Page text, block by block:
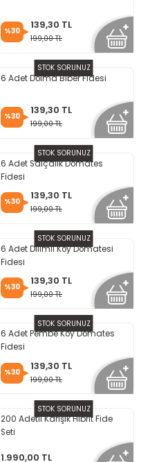
%30
139,30 TL
199,00 TL
STOK SORUNUZ
6 Adet Dolma Biber Fidesi
%30
139,30 TL
199,00 TL
STOK SORUNUZ
6 Adet Salçalık Domates
Fidesi
%30
139,30 TL
199,00 TL
STOK SORUNUZ
6 Adet Dilimli Köy Domatesi
Fidesi
%30
139,30 TL
199,00 TL
STOK SORUNUZ
6 Adet Pembe Köy Domates
Fidesi
%30
139,30 TL
199,00 TL
STOK SORUNUZ
200 Adetli Karışık Hibrit Fide
Seti
1.990,00 TL